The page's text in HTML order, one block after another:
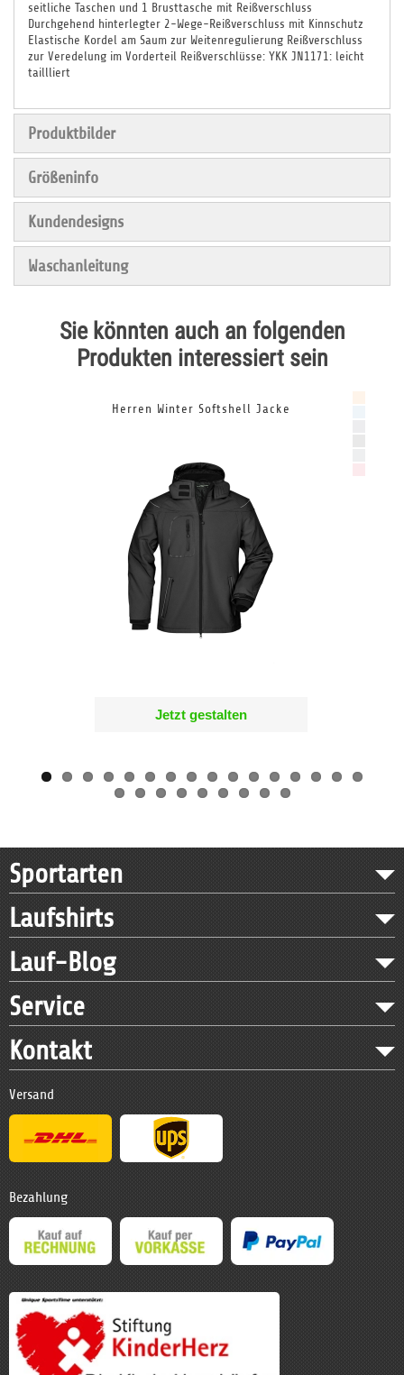
seitliche Taschen und 1 Brusttasche mit Reißverschluss
Durchgehend hinterlegter 2-Wege-Reißverschluss mit Kinnschutz
Elastische Kordel am Saum zur Weitenregulierung Reißverschluss
zur Veredelung im Vorderteil Reißverschlüsse: YKK JN1171: leicht
taillliert
Produktbilder
Größeninfo
Kundendesigns
Waschanleitung
Sie könnten auch an folgenden
Produkten interessiert sein
Herren Winter Softshell Jacke
Jetzt gestalten
Sportarten
Laufshirts
Lauf-Blog
Service
Kontakt
Versand
Bezahlung